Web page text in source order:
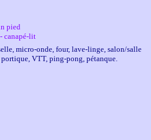
pied
canapé-lit
micro-onde, four, lave-linge, salon/salle
portique, VTT, ping-pong, pétanque.